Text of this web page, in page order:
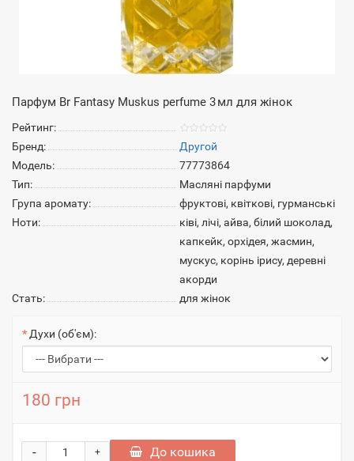
Парфум Br Fantasy Muskus perfume 3 мл для жінок
Рейтинг:
Бренд:
Другой
Модель:
77773864
Тип:
Масляні парфуми
Група аромату:
фруктові, квіткові, гурманські
Ноти:
ківі, лічі, айва, білий шоколад,
капкейк, орхідея, жасмин,
мускус, корінь ірису, деревні
акорди
Стать:
для жінок
Духи (об'єм):
180 грн
+
- До кошика